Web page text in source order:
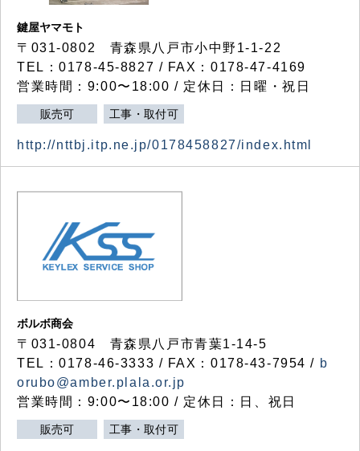
鍵屋ヤマモト
〒031-0802 青森県八戸市小中野1-1-22
TEL：0178-45-8827 / FAX：0178-47-4169
営業時間：9:00〜18:00 / 定休日：日曜・祝日
販売可 工事・取付可
http://nttbj.itp.ne.jp/0178458827/index.html
ボルボ商会
〒031-0804 青森県八戸市青葉1-14-5
TEL：0178-46-3333 / FAX：0178-43-7954 / b
orubo@amber.plala.or.jp
営業時間：9:00〜18:00 / 定休日：日、祝日
販売可 工事・取付可